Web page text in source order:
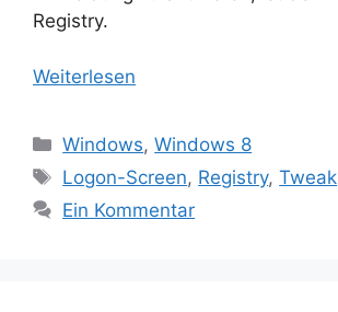
Registry.
Weiterlesen
Kategorien
Windows,Windows 8
Schlagwörter
Logon-Screen, Registry,Tweak
Ein Kommentar